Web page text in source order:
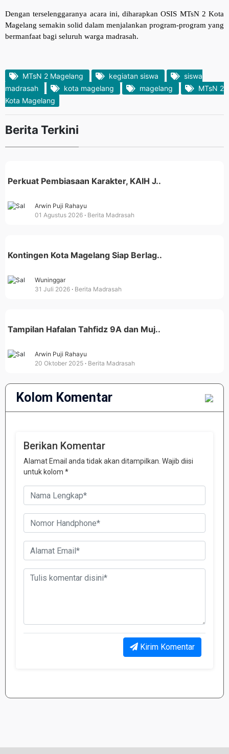
Dengan terselenggaranya acara ini, diharapkan OSIS MTsN 2 Kota
Magelang semakin solid dalam menjalankan program-program yang
bermanfaat bagi seluruh warga madrasah.
MTsN 2 Magelang kegiatan siswa
siswa
madrasah
kota magelang magelang
MTsN 2
Kota Magelang
Berita Terkini
Perkuat Pembiasaan Karakter, KAIH J..
Arwin Puji Rahayu
01 Agustus 2026
Berita Madrasah
Kontingen Kota Magelang Siap Berlag..
Wuninggar
31 Juli 2026
Berita Madrasah
Tampilan Hafalan Tahfidz 9A dan Muj..
Arwin Puji Rahayu
20 Oktober 2025
Berita Madrasah
Kolom Komentar
Berikan Komentar
Alamat Email anda tidak akan ditampilkan. Wajib diisi
untuk kolom *
Kirim Komentar